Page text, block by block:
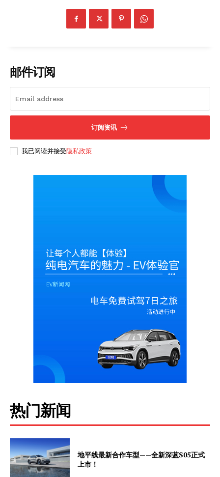
Company
About
Subscription Plans
My account
邮件订阅
订阅资讯
我已阅读并接受隐私政策
热门新闻
地平线最新合作车型——全新深蓝S05正式
上市！